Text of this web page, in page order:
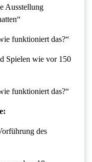
Ausstellung
funktioniert das?“
Spielen wie vor 150
funktioniert das?“
des